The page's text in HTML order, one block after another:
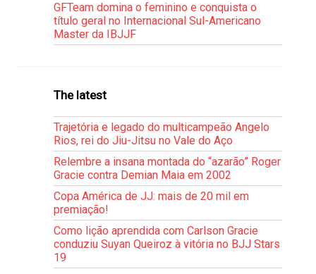
GFTeam domina o feminino e conquista o
título geral no Internacional Sul-Americano
Master da IBJJF
The latest
Trajetória e legado do multicampeão Angelo
Rios, rei do Jiu-Jitsu no Vale do Aço
Relembre a insana montada do “azarão” Roger
Gracie contra Demian Maia em 2002
Copa América de JJ: mais de 20 mil em
premiação!
Como lição aprendida com Carlson Gracie
conduziu Suyan Queiroz à vitória no BJJ Stars
19